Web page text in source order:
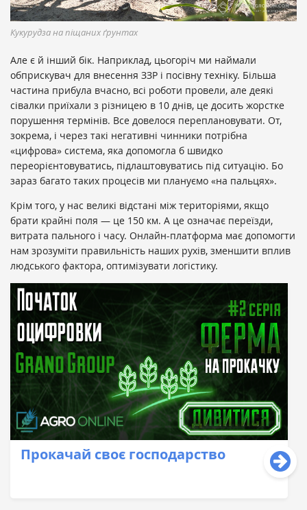
Кукурудза на піщаних ґрунтах
Але є й інший бік. Наприклад, цьогоріч ми наймали
обприскувач для внесення ЗЗР і посівну техніку. Більша
частина прибула вчасно, всі роботи провели, але деякі
сівалки приїхали з різницею в 10 днів, це досить жорстке
порушення термінів. Все довелося переплановувати. От,
зокрема, і через такі негативні чинники потрібна
«цифрова» система, яка допомогла б швидко
переорієнтовуватись, підлаштовуватись під ситуацію. Бо
зараз багато таких процесів ми плануємо «на пальцях».
Крім того, у нас великі відстані між територіями, якщо
брати крайні поля — це 150 км. А це означає переїзди,
витрата пального і часу. Онлайн-платформа має допомогти
нам зрозуміти правильність наших рухів, зменшити вплив
людського фактора, оптимізувати логістику.
Прокачай своє господарство